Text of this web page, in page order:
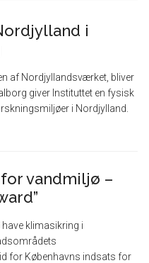
i
af Nordjyllandsværket, bliver
giver Instituttet en fysisk
i Nordjylland.
vandmiljø –
klimasikring i
for Københavns indsats for